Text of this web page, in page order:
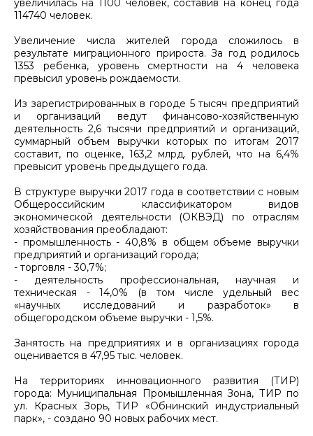
114740 человек.
Увеличение числа жителей города сложилось в
результате миграционного прироста. За год родилось
1353 ребенка, уровень смертности на 4 человека
превысил уровень рождаемости.
Из зарегистрированных в городе 5 тысяч предприятий
и организаций ведут финансово-хозяйственную
деятельность 2,6 тысячи предприятий и организаций,
суммарный объем выручки которых по итогам 2017
составит, по оценке, 163,2 млрд. рублей, что на 6,4%
превысит уровень предыдущего года.
В структуре выручки 2017 года в соответствии с новым
Общероссийским классификатором видов
экономической деятельности (ОКВЭД) по отраслям
хозяйствования преобладают:
- промышленность - 40,8% в общем объеме выручки
предприятий и организаций города;
- торговля - 30,7%;
- деятельность профессиональная, научная и
техническая - 14,0% (в том числе удельный вес
«научных исследований и разработок» в
общегородском объеме выручки - 1,5%.
Занятость на предприятиях и в организациях города
оценивается в 47,95 тыс. человек.
На территориях инновационного развития (ТИР)
города: Муниципальная Промышленная Зона, ТИР по
ул. Красных Зорь, ТИР «Обнинский индустриальный
парк», - создано 90 новых рабочих мест.